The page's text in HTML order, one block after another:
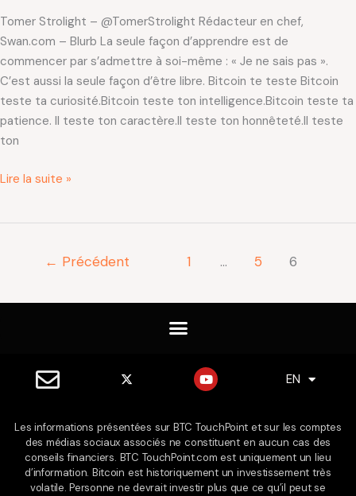
Tomer Strolight – @TomerStrolight Rédacteur en chef,
Swan.com – Blurb La seule façon d’apprendre est de
commencer par s’admettre à soi-même : « Je ne sais pas ».
C’est aussi la seule façon d’être libre. Bitcoin te teste Bitcoin
teste ta curiosité.Bitcoin teste ton intelligence.Bitcoin teste ta
patience. Il teste ton caractère.Il teste ton honnêteté.Il teste
ton
Lire la suite »
← Précédent 1 … 5 6
X
-
t
t
e
r
Y
o
u
b
e
EN
ES
Les informations présentées sur BTC TouchPoint et sur les comptes
des médias sociaux associés ne constituent en aucun cas des
conseils financiers. BTC TouchPoint.com est uniquement un lieu
d’information. Bitcoin est historiquement un investissement très
volatile. Personne ne devrait investir plus que ce qu’il peut se